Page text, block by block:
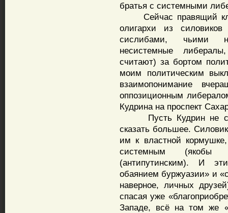
братья с системными
Сейчас правящий
олигархи из
сислибами, чьими
несистемные
считают) за бортом
моим политическим
взаимопонимание
оппозиционным
Кудрина на проспект
Пусть Кудрин не
сказать большее.
им к властной
системным (якобы
(антипутинским). И
обаянием буржуазии» и
наверное, личных
спасая уже
Западе, всё на том же